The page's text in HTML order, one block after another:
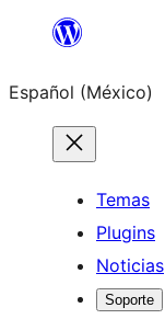
Saltar
contenido
Español (México)
Temas
Plugins
Noticias
Soporte